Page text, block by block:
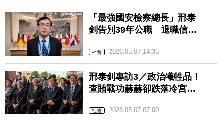
「最強國安檢察總長」邢泰
釗告別39年公職 退職信曝
明」
社會 2026.05.07 14:35
邢泰釗專訪3／政治犧牲品！
查賄戰功赫赫卻跌落冷宮
峰
社會 2026.05.07 07:00